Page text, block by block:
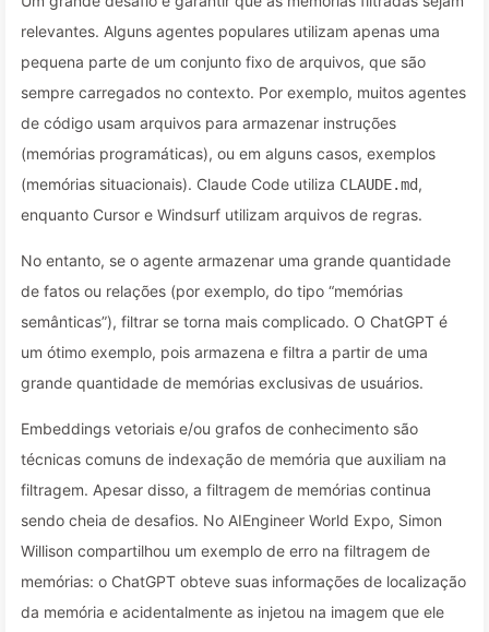
relevantes. Alguns agentes populares utilizam apenas uma
pequena parte de um conjunto fixo de arquivos, que são
sempre carregados no contexto. Por exemplo, muitos agentes
de código usam arquivos para armazenar instruções
(memórias programáticas), ou em alguns casos, exemplos
(memórias situacionais). Claude Code utiliza CLAUDE.md,
enquanto Cursor e Windsurf utilizam arquivos de regras.
No entanto, se o agente armazenar uma grande quantidade
de fatos ou relações (por exemplo, do tipo “memórias
semânticas”), filtrar se torna mais complicado. O ChatGPT é
um ótimo exemplo, pois armazena e filtra a partir de uma
grande quantidade de memórias exclusivas de usuários.
Embeddings vetoriais e/ou grafos de conhecimento são
técnicas comuns de indexação de memória que auxiliam na
filtragem. Apesar disso, a filtragem de memórias continua
sendo cheia de desafios. No AIEngineer World Expo, Simon
Willison compartilhou um exemplo de erro na filtragem de
memórias: o ChatGPT obteve suas informações de localização
da memória e acidentalmente as injetou na imagem que ele